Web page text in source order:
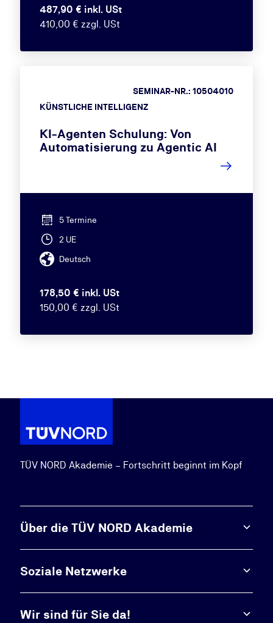
487,90 € inkl. USt
410,00 € zzgl. USt
KÜNSTLICHE INTELLIGENZ
SEMINAR-NR.: 10504010
KI-Agenten Schulung: Von
Automatisierung zu Agentic AI
5 Termine
2 UE
Deutsch
178,50 € inkl. USt
150,00 € zzgl. USt
TÜV NORD Akademie – Fortschritt beginnt im Kopf
Über die TÜV NORD Akademie
Soziale Netzwerke
Wir sind für Sie da!